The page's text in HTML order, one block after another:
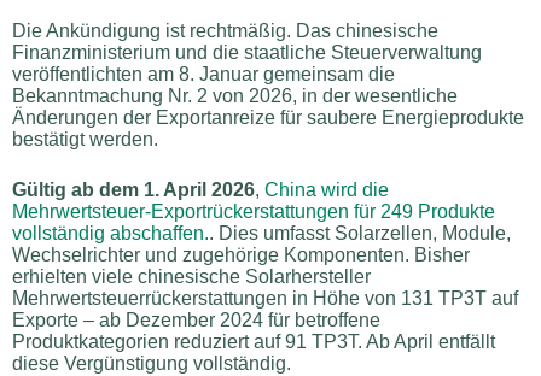
Die Ankündigung ist rechtmäßig. Das chinesische
Finanzministerium und die staatliche Steuerverwaltung
veröffentlichten am 8. Januar gemeinsam die
Bekanntmachung Nr. 2 von 2026, in der wesentliche
Änderungen der Exportanreize für saubere Energieprodukte
bestätigt werden.
Gültig ab dem 1. April 2026, China wird die
Mehrwertsteuer-Exportrückerstattungen für 249 Produkte
vollständig abschaffen.. Dies umfasst Solarzellen, Module,
Wechselrichter und zugehörige Komponenten. Bisher
erhielten viele chinesische Solarhersteller
Mehrwertsteuerrückerstattungen in Höhe von 131 TP3T auf
Exporte – ab Dezember 2024 für betroffene
Produktkategorien reduziert auf 91 TP3T. Ab April entfällt
diese Vergünstigung vollständig.